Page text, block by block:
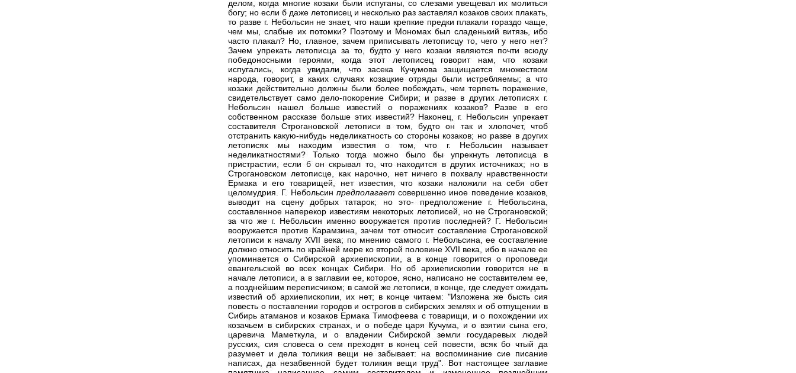
делом, когда многие козаки были испуганы, со слезами увещевал их молиться
богу; но если б даже летописец и несколько раз заставлял козаков своих плакать,
то разве г. Небольсин не знает, что наши крепкие предки плакали гораздо чаще,
чем мы, слабые их потомки? Поэтому и Мономах был сладенький витязь, ибо
часто плакал? Но, главное, зачем приписывать летописцу то, чего у него нет?
Зачем упрекать летописца за то, будто у него козаки являются почти всюду
победоносными героями, когда этот летописец говорит нам, что козаки
испугались, когда увидали, что засека Кучумова защищается множеством
народа, говорит, в каких случаях козацкие отряды были истребляемы; а что
козаки действительно должны были более побеждать, чем терпеть поражение,
свидетельствует само дело-покорение Сибири; и разве в других летописях г.
Небольсин нашел больше известий о поражениях козаков? Разве в его
собственном рассказе больше этих известий? Наконец, г. Небольсин упрекает
составителя Строгановской летописи в том, будто он так и хлопочет, чтоб
отстранить какую-нибудь неделикатность со стороны козаков; но разве в других
летописях мы находим известия о том, что г. Небольсин называет
неделикатностями? Только тогда можно было бы упрекнуть летописца в
пристрастии, если б он скрывал то, что находится в других источниках; но в
Строгановском летописце, как нарочно, нет ничего в похвалу нравственности
Ермака и его товарищей, нет известия, что козаки наложили на себя обет
целомудрия. Г. Небольсин предполагаетсовершенно иное поведение козаков,
выводит на сцену добрых татарок; но это- предположение г. Небольсина,
составленное наперекор известиям некоторых летописей, но не Строгановской;
за что же г. Небольсин именно вооружается против последней? Г. Небольсин
вооружается против Карамзина, зачем тот относит составление Строгановской
летописи к началу XVII века; по мнению самого г. Небольсина, ее составление
должно относить по крайней мере ко второй половине XVII века, ибо в начале ее
упоминается о Сибирской архиепископии, а в конце говорится о проповеди
евангельской во всех концах Сибири. Но об архиепископии говорится не в
начале летописи, а в заглавии ее, которое, ясно, написано не составителем ее,
а позднейшим переписчиком; в самой же летописи, в конце, где следует ожидать
известий об архиепископии, их нет; в конце читаем: "Изложена же бысть сия
повесть о поставлении городов и острогов в сибирских землях и об отпущении в
Сибирь атаманов и козаков Ермака Тимофеева с товарищи, и о похождении их
козачьем в сибирских странах, и о победе царя Кучума, и о взятии сына его,
царевича Маметкула, и о владении Сибирской земли государевых людей
русских, сия словеса о сем преходят в конец сей повести, всяк бо чтый да
разумеет и дела толикия вещи не забывает: на воспоминание сие писание
написах, да незабвенной будет толикия вещи труд". Вот настоящее заглавие